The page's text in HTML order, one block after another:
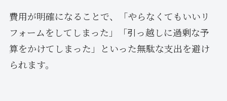
費用が明確になることで、「やらなくてもいいリ
フォームをしてしまった」「引っ越しに過剰な予
算をかけてしまった」といった無駄な支出を避け
られます。